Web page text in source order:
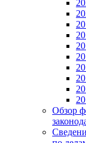
Обзор